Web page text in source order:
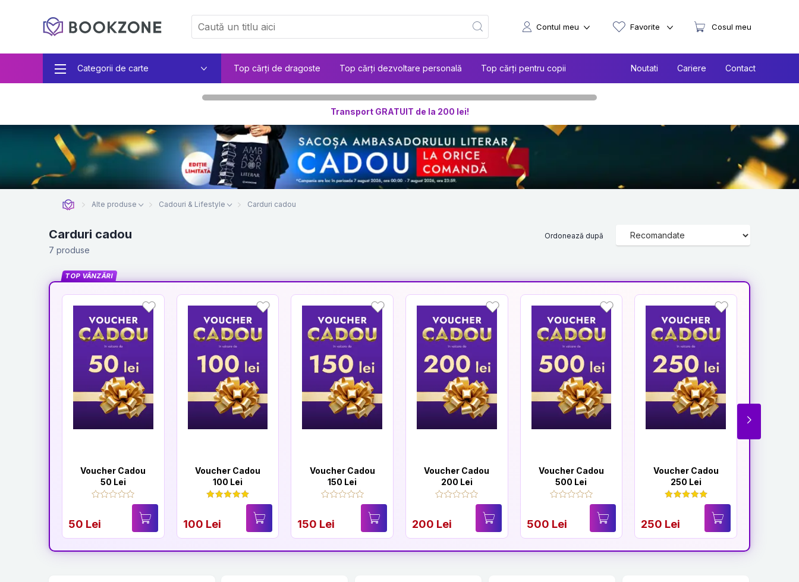
Categorii de carte Top cărți de dragoste Top cărți dezvoltare personală Top cărți pentru copii Noutati Cariere Contact
Contul meu Favorite Cosul meu
Transport GRATUIT de la 200 lei!
Alte produse Cadouri & Lifestyle Carduri cadou
Carduri cadou
7 produse
Ordonează după
TOP VÂNZĂRI
Voucher Cadou
50 Lei
50 Lei
Voucher Cadou
100 Lei
100 Lei
Voucher Cadou
150 Lei
150 Lei
Voucher Cadou
200 Lei
200 Lei
Voucher Cadou
500 Lei
500 Lei
Voucher Cadou
250 Lei
250 Lei